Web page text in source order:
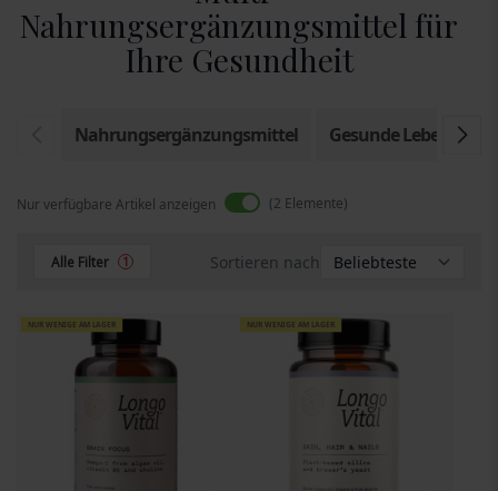
Nahrungsergänzungsmittel für
Ihre Gesundheit
Nahrungsergänzungsmittel Gesunde
Nur verfügbare Artikel anzeigen 2 Elemente
Alle Filter 1 Sortieren nach
NUR WENIGE AM LAGER NUR WENIGE AM LAGER